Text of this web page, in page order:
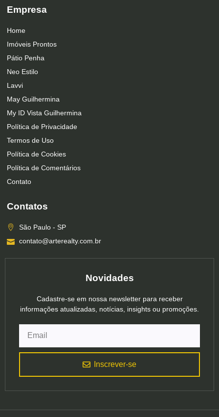
Empresa
Home
Imóveis Prontos
Pátio Penha
Neo Estilo
Lavvi
May Guilhermina
My ID Vista Guilhermina
Política de Privacidade
Termos de Uso
Política de Cookies
Política de Comentários
Contato
Contatos
São Paulo - SP
contato@arterealty.com.br
Novidades
Cadastre-se em nossa newsletter para receber
informações atualizadas, notícias, insights ou promoções.
Inscrever-se